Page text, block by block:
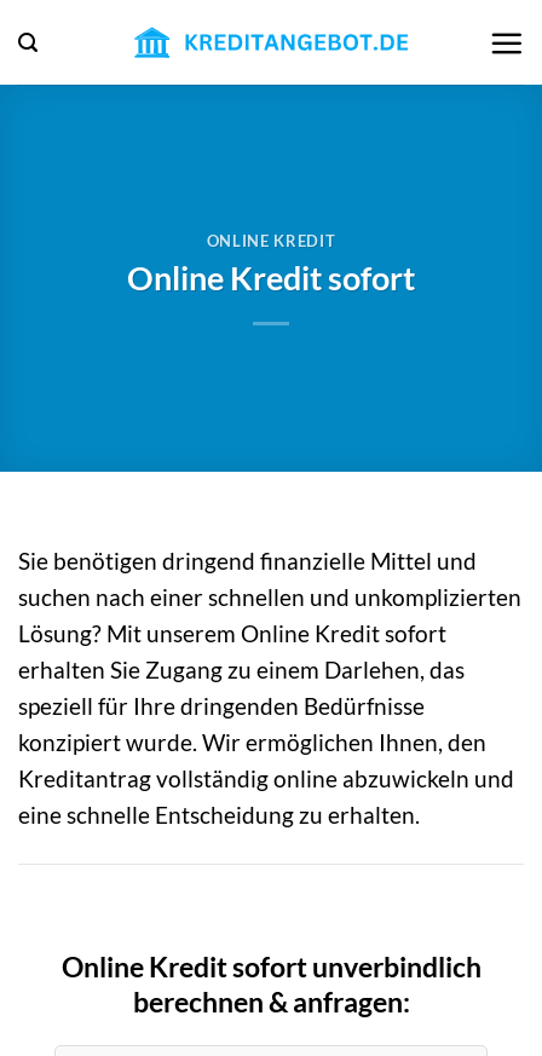
Inhalt
springen
ONLINE KREDIT
Online Kredit sofort
Sie benötigen dringend finanzielle Mittel und
suchen nach einer schnellen und unkomplizierten
Lösung? Mit unserem Online Kredit sofort
erhalten Sie Zugang zu einem Darlehen, das
speziell für Ihre dringenden Bedürfnisse
konzipiert wurde. Wir ermöglichen Ihnen, den
Kreditantrag vollständig online abzuwickeln und
eine schnelle Entscheidung zu erhalten.
Online Kredit sofort unverbindlich
berechnen & anfragen: